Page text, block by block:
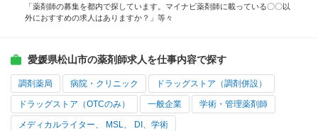
「薬剤師の募集を都内で探しています。マイナビ薬剤師に載っている〇〇以
外におすすめの求人はありますか？」等々
愛媛県松山市の薬剤師求人を仕事内容で探す
調剤薬局 病院・クリニック ドラッグストア（調剤併設）
ドラッグストア（OTCのみ） 一般企業 学術・管理薬剤師
メディカルライター、 MSL、 DI、学術